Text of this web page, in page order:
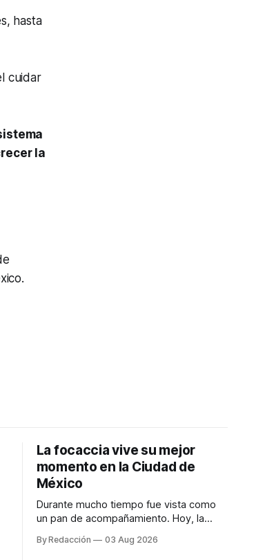
hasta
cuidar
la
La focaccia vive su mejor
momento en la Ciudad de
México
Durante mucho tiempo fue vista como
un pan de acompañamiento. Hoy, la
platillos favoritos de quienes buscan
By Redacción 03 Aug 2026